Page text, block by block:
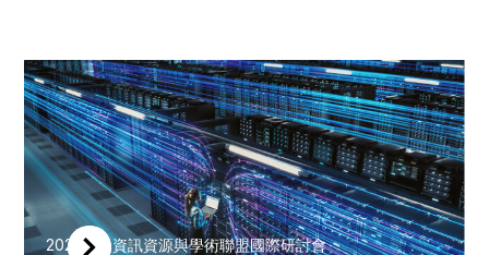
2025電子資訊資源與學術聯盟國際研討會